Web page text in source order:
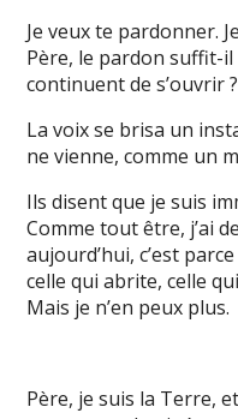
Je veux te pardonner.
Père, le pardon suffit-
continuent de s’ouvrir ?
La voix se brisa un
ne vienne, comme un
Ils disent que je suis
Comme tout être, j’ai
aujourd’hui, c’est
celle qui abrite, celle
Mais je n’en peux plus.
Père, je suis la Terre,